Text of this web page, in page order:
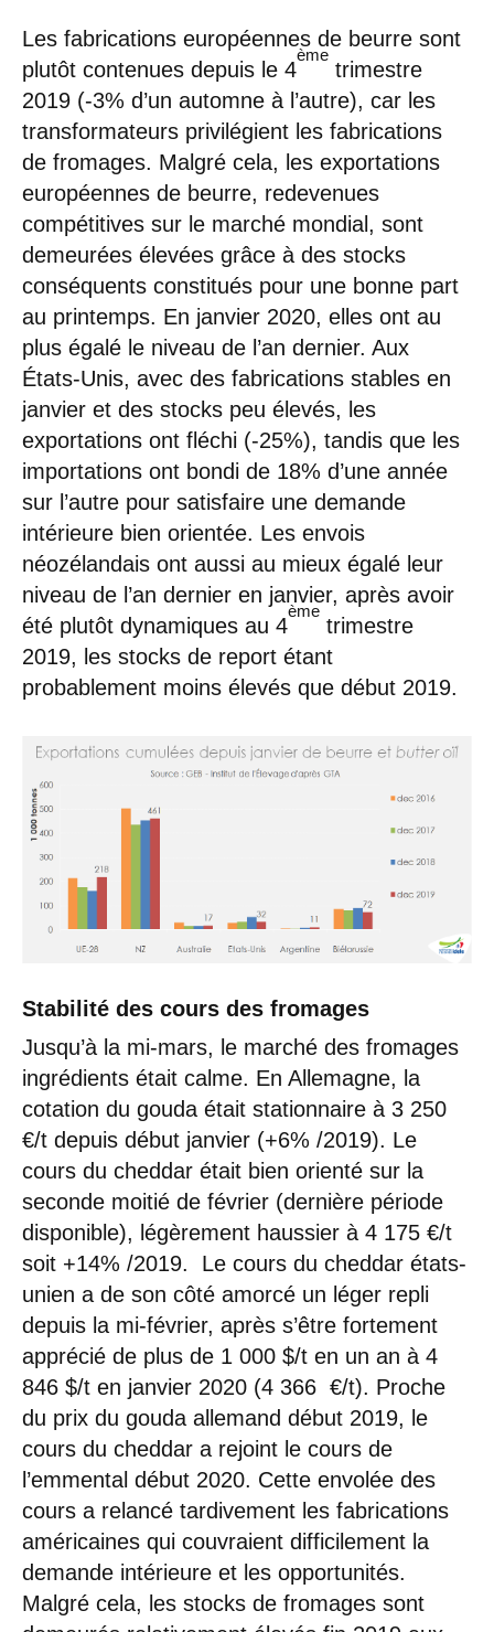
Les fabrications européennes de beurre sont
plutôt contenues depuis le 4
ème
trimestre
2019 (-3% d’un automne à l’autre), car les
transformateurs privilégient les fabrications
de fromages. Malgré cela, les exportations
européennes de beurre, redevenues
compétitives sur le marché mondial, sont
demeurées élevées grâce à des stocks
conséquents constitués pour une bonne part
au printemps. En janvier 2020, elles ont au
plus égalé le niveau de l’an dernier. Aux
États-Unis, avec des fabrications stables en
janvier et des stocks peu élevés, les
exportations ont fléchi (-25%), tandis que les
importations ont bondi de 18% d’une année
sur l’autre pour satisfaire une demande
intérieure bien orientée. Les envois
néozélandais ont aussi au mieux égalé leur
niveau de l’an dernier en janvier, après avoir
été plutôt dynamiques au 4
ème
trimestre
2019, les stocks de report étant
probablement moins élevés que début 2019.
Stabilité des cours des fromages
Jusqu’à la mi-mars, le marché des fromages
ingrédients était calme. En Allemagne, la
cotation du gouda était stationnaire à 3 250
€/t depuis début janvier (+6% /2019). Le
cours du cheddar était bien orienté sur la
seconde moitié de février (dernière période
disponible), légèrement haussier à 4 175 €/t
soit +14% /2019. Le cours du cheddar états-
unien a de son côté amorcé un léger repli
depuis la mi-février, après s’être fortement
apprécié de plus de 1 000 $/t en un an à 4
846 $/t en janvier 2020 (4 366 €/t). Proche
du prix du gouda allemand début 2019, le
cours du cheddar a rejoint le cours de
l’emmental début 2020. Cette envolée des
cours a relancé tardivement les fabrications
américaines qui couvraient difficilement la
demande intérieure et les opportunités.
Malgré cela, les stocks de fromages sont